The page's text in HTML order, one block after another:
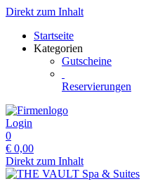
Direkt zum Inhalt
Startseite
Kategorien
Gutscheine
Reservierungen
Login
0
€ 0,00
Direkt zum Inhalt